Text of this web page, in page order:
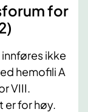
for
ikke
hemofili A
VIII.
for høy.